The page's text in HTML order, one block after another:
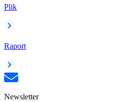
Plik
Raport
Newsletter